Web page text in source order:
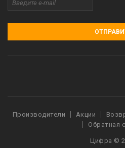
Производители Акции
Обратная
Цифра ©